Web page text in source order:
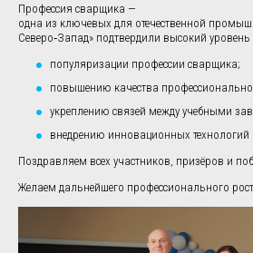
Профессия сварщика —
одна из ключевых для отечественной
Северо‑Запад» подтвердили высокий
популяризации профессии сварщика;
повышению качества
укреплению связей между учебными
внедрению инновационных
Поздравляем всех участников, призёров и
Желаем дальнейшего профессионального